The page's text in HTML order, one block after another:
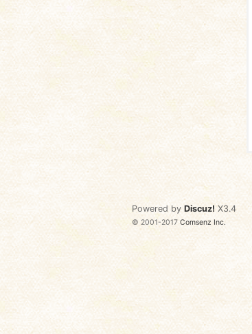
Powered by Discuz! X3.4
© 2001-2017Comsenz Inc.